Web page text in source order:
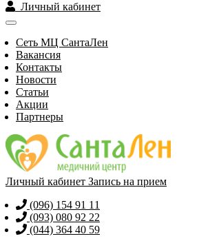
Личный кабинет
Сеть МЦ СантаЛен
Вакансия
Контакты
Новости
Статьи
Акции
Партнеры
Личный кабинет Запись на прием
(096) 154 91 11
(093) 080 92 22
(044) 364 40 59